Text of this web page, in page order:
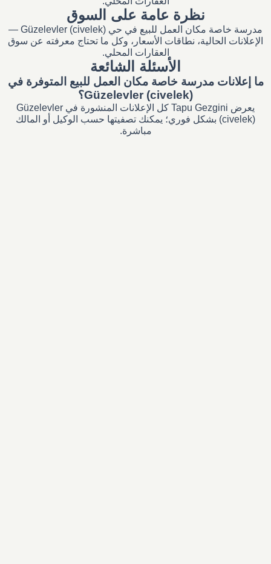
نظرة عامة على السوق
مدرسة خاصة مكان العمل للبيع في حي Güzelevler (civelek) —
الإعلانات الحالية، نطاقات الأسعار، وكل ما تحتاج معرفته عن سوق
العقارات المحلي.
الأسئلة الشائعة
ما إعلانات مدرسة خاصة مكان العمل للبيع المتوفرة في
Güzelevler (civelek)؟
يعرض Tapu Gezgini كل الإعلانات المنشورة في Güzelevler
(civelek) بشكل فوري؛ يمكنك تصفيتها حسب الوكيل أو المالك
مباشرة.